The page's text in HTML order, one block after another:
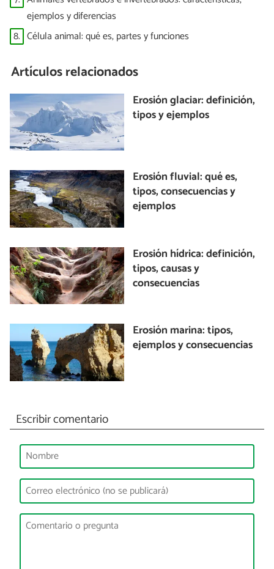
ejemplos y diferencias
8. Célula animal: qué es, partes y funciones
Artículos relacionados
Erosión glaciar: definición,
tipos y ejemplos
Erosión fluvial: qué es,
tipos, consecuencias y
ejemplos
Erosión hídrica: definición,
tipos, causas y
consecuencias
Erosión marina: tipos,
ejemplos y consecuencias
Escribir comentario